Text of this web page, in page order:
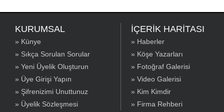
KURUMSAL
» Künye
» Sıkça Sorulan Sorular
» Yeni Üyelik Oluşturun
» Üye Girişi Yapın
» Şifrenizimi Unuttunuz
» Üyelik Sözleşmesi
İÇERİK HARİTASI
» Haberler
» Köşe Yazarları
» Fotoğraf Galerisi
» Video Galerisi
» Kim Kimdir
» Firma Rehberi